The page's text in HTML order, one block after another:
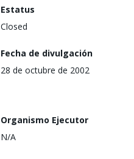
Estatus
Closed
Fecha de divulgación
28 de octubre de 2002
Organismo Ejecutor
N/A